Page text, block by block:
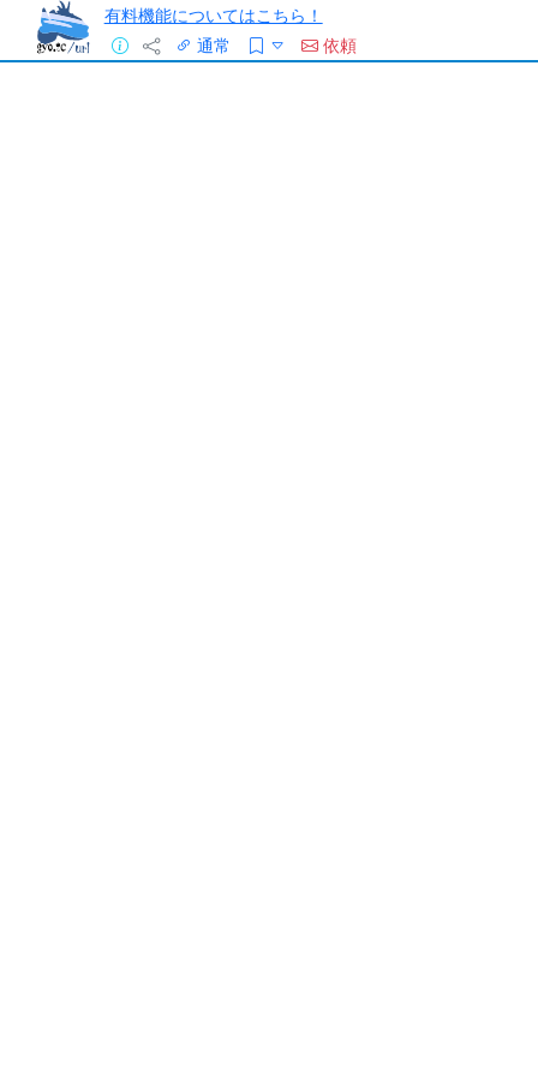
有料機能についてはこちら！
通常
依頼